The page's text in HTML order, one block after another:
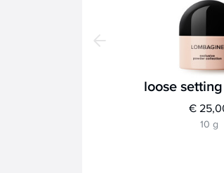
loose
€
10 g